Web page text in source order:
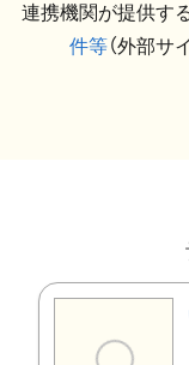
連携機関が提供す
件等（外部サ